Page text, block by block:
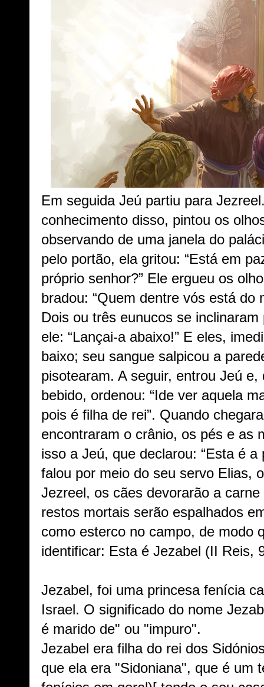
Em seguida Jeú partiu para
conhecimento disso, pintou os
observando de uma janela do
pelo portão, ela gritou: “Está em
próprio senhor?” Ele ergueu os
bradou: “Quem dentre vós está do
Dois ou três eunucos se
ele: “Lançai-a abaixo!” E eles,
baixo; seu sangue salpicou a
pisotearam. A seguir, entrou Jeú
bebido, ordenou: “Ide ver aquela
pois é filha de rei”. Quando
encontraram o crânio, os pés e as
isso a Jeú, que declarou: “Esta é
falou por meio do seu servo Elias,
Jezreel, os cães devorarão a
restos mortais serão espalhados
como esterco no campo, de modo
identificar: Esta é Jezabel (II Reis,
Jezabel, foi uma princesa fenícia
Israel. O significado do nome
é marido de" ou "impuro".
Jezabel era filha do rei dos
que ela era "Sidoniana", que é um